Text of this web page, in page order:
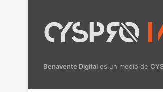
Benavente Digital es un medio de